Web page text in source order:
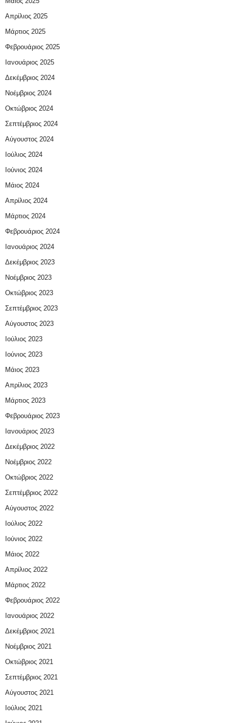
Απρίλιος 2025
Μάρτιος 2025
Φεβρουάριος 2025
Ιανουάριος 2025
Δεκέμβριος 2024
Νοέμβριος 2024
Οκτώβριος 2024
Σεπτέμβριος 2024
Αύγουστος 2024
Ιούλιος 2024
Ιούνιος 2024
Μάιος 2024
Απρίλιος 2024
Μάρτιος 2024
Φεβρουάριος 2024
Ιανουάριος 2024
Δεκέμβριος 2023
Νοέμβριος 2023
Οκτώβριος 2023
Σεπτέμβριος 2023
Αύγουστος 2023
Ιούλιος 2023
Ιούνιος 2023
Μάιος 2023
Απρίλιος 2023
Μάρτιος 2023
Φεβρουάριος 2023
Ιανουάριος 2023
Δεκέμβριος 2022
Νοέμβριος 2022
Οκτώβριος 2022
Σεπτέμβριος 2022
Αύγουστος 2022
Ιούλιος 2022
Ιούνιος 2022
Μάιος 2022
Απρίλιος 2022
Μάρτιος 2022
Φεβρουάριος 2022
Ιανουάριος 2022
Δεκέμβριος 2021
Νοέμβριος 2021
Οκτώβριος 2021
Σεπτέμβριος 2021
Αύγουστος 2021
Ιούλιος 2021